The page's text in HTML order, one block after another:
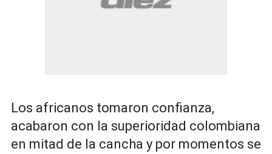
Los africanos tomaron confianza,
acabaron con la superioridad colombiana
en mitad de la cancha y por momentos se